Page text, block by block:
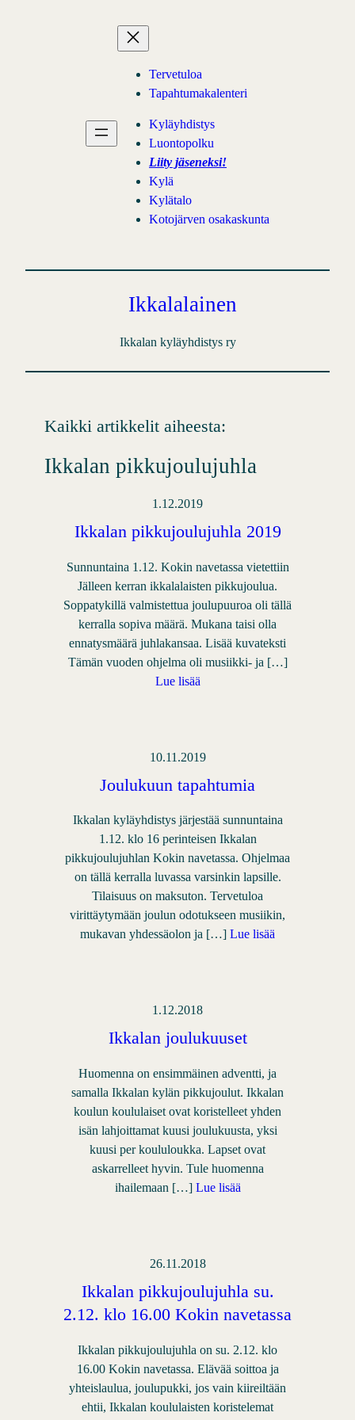
Tervetuloa
Tapahtumakalenteri
Kyläyhdistys
Luontopolku
Liity jäseneksi!
Kylä
Kylätalo
Kotojärven osakaskunta
Ikkalalainen
Ikkalan kyläyhdistys ry
Kaikki artikkelit aiheesta:
Ikkalan pikkujoulujuhla
1.12.2019
Ikkalan pikkujoulujuhla 2019
Sunnuntaina 1.12. Kokin navetassa vietettiin
Jälleen kerran ikkalalaisten pikkujoulua.
Soppatykillä valmistettua joulupuuroa oli tällä
kerralla sopiva määrä. Mukana taisi olla
ennatysmäärä juhlakansaa. Lisää kuvateksti
Tämän vuoden ohjelma oli musiikki- ja […]
Lue lisää
10.11.2019
Joulukuun tapahtumia
Ikkalan kyläyhdistys järjestää sunnuntaina
1.12. klo 16 perinteisen Ikkalan
pikkujoulujuhlan Kokin navetassa. Ohjelmaa
on tällä kerralla luvassa varsinkin lapsille.
Tilaisuus on maksuton. Tervetuloa
virittäytymään joulun odotukseen musiikin,
mukavan yhdessäolon ja […] Lue lisää
1.12.2018
Ikkalan joulukuuset
Huomenna on ensimmäinen adventti, ja
samalla Ikkalan kylän pikkujoulut. Ikkalan
koulun koululaiset ovat koristelleet yhden
isän lahjoittamat kuusi joulukuusta, yksi
kuusi per koululoukka. Lapset ovat
askarrelleet hyvin. Tule huomenna
ihailemaan […] Lue lisää
26.11.2018
Ikkalan pikkujoulujuhla su.
2.12. klo 16.00 Kokin navetassa
Ikkalan pikkujoulujuhla on su. 2.12. klo
16.00 Kokin navetassa. Elävää soittoa ja
yhteislaulua, joulupukki, jos vain kiireiltään
ehtii, Ikkalan koululaisten koristelemat